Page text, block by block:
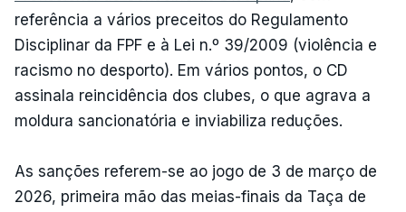
referência a vários preceitos do Regulamento
Disciplinar da FPF e à Lei n.º 39/2009 (violência e
racismo no desporto). Em vários pontos, o CD
assinala reincidência dos clubes, o que agrava a
moldura sancionatória e inviabiliza reduções.
As sanções referem-se ao jogo de 3 de março de
2026, primeira mão das meias-finais da Taça de